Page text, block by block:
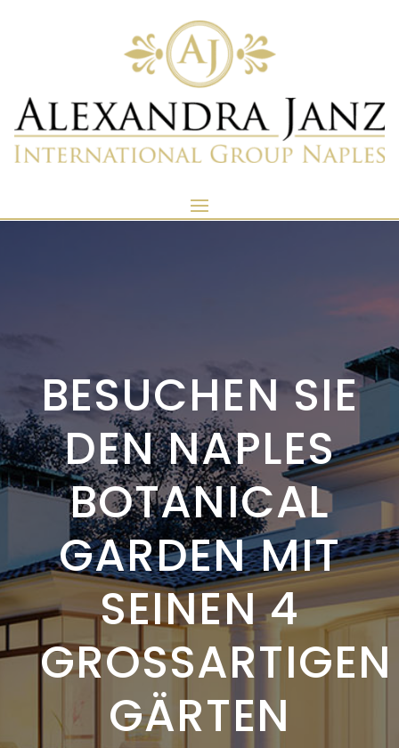
BESUCHEN SIE
DEN NAPLES
BOTANICAL
GARDEN MIT
SEINEN 4
GROSSARTIGEN G
ÄRTEN